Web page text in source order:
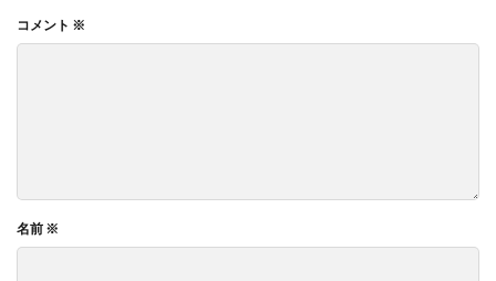
コメント ※
名前 ※